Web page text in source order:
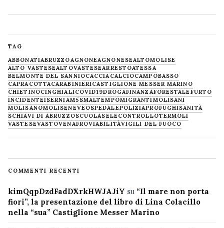
TAG
ABBONATIABRUZZOAGNONEAGNONESEALTOMOLISE
ALTO VASTESEALTOVASTESEARRESTOATESSA
BELMONTE DEL SANNIOCACCIACALCIOCAMPOBASSO
CAPRACOTTACARABINIERICASTIGLIONE MESSER MARINO
CHIETINOCINGHIALICOVID19DROGAFINANZAFORESTALE FURTO
INCIDENTEISERNIAM5SMALTEMPOMIGRANTIMOLISANI
MOLISANOMOLISENEVE OSPEDALEPOLIZIAPROFUGHISANITÀ
SCHIAVI DI ABRUZZOSCUOLASELECONTROLLOTERMOLI
VASTESEVASTOVENAFROVIABILITÀVIGILI DEL FUOCO
COMMENTI RECENTI
kimQqpDzdFadDXrkHWJAJiY su “Il mare non porta
fiori”, la presentazione del libro di Lina Colacillo
nella “sua” Castiglione Messer Marino